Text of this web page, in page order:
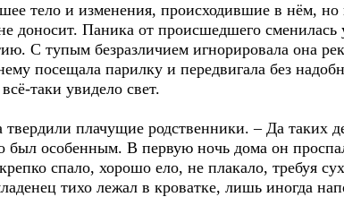
тело и изменения, происходившие в нём,
доносит. Паника от происшедшего
С тупым безразличием игнорировала она
посещала парилку и передвигала без
таки увидело свет.
твердили плачущие родственники. – Да таких
был особенным. В первую ночь дома он
спало, хорошо ело, не плакало, требуя
тихо лежал в кроватке, лишь иногда